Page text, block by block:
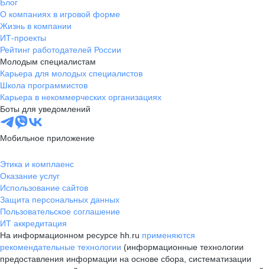
Блог
О компаниях в игровой форме
Жизнь в компании
ИТ-проекты
Рейтинг работодателей России
Молодым специалистам
Карьера для молодых специалистов
Школа программистов
Карьера в некоммерческих организациях
Боты для уведомлений
Мобильное приложение
Этика и комплаенс
Оказание услуг
Использование сайтов
Защита персональных данных
Пользовательское соглашение
ИТ аккредитация
На информационном ресурсе hh.ru применяются
рекомендательные технологии (информационные технологии
предоставления информации на основе сбора, систематизации